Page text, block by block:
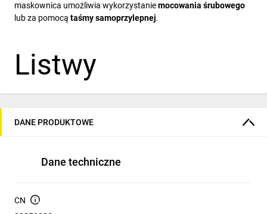
maskownica umożliwia wykorzystaniemocowania śrubowego
lub za pomocą taśmysamoprzylepnej.
Listwy
na sztuki: 1 sztuka
= 2 mb. Jeżeli
DANE PRODUKTOWE
Dane techniczne
CN